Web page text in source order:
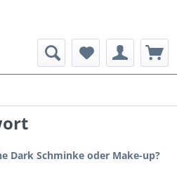
Dark Schminke oder Make-up?